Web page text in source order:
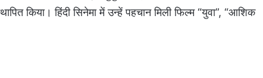
किया। हिंदी सिनेमा में उन्हें पहचान मिली फिल्म “युवा”, “आशिक